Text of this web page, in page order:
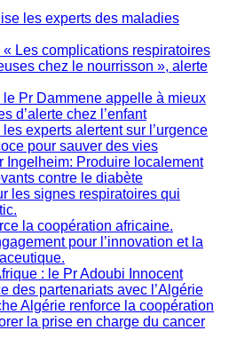
les experts des maladies
Les complications respiratoires
chez le nourrisson », alerte
Pr Dammene appelle à mieux
d’alerte chez l’enfant
experts alertent sur l’urgence
pour sauver des vies
Ingelheim: Produire localement
contre le diabète
les signes respiratoires qui
la coopération africaine.
pour l’innovation et la
: le Pr Adoubi Innocent
des partenariats avec l’Algérie
Algérie renforce la coopération
la prise en charge du cancer